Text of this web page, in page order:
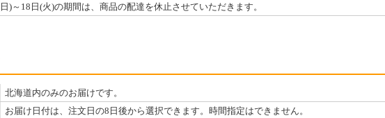
)～18日(火)の期間は、商品の配達を休止させていただきます。
北海道内のみのお届けです。
お届け日付は、注文日の8日後から選択できます。時間指定はできません。